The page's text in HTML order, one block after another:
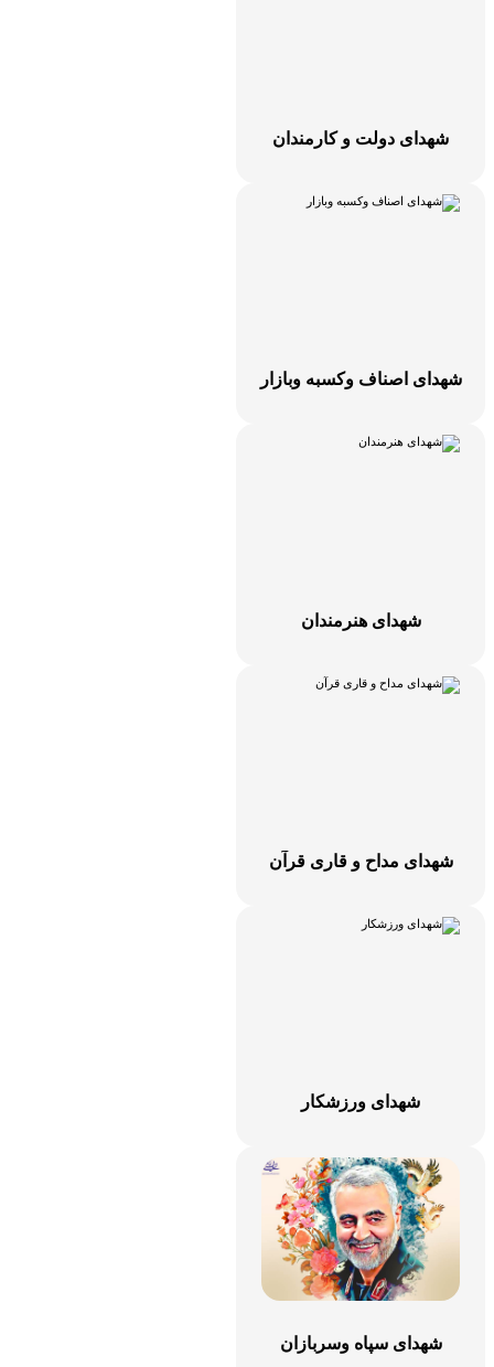
شهدای دولت و کارمندان
اصناف وکسبه وبازار
شهدای هنرمندان
شهدای مداح و قاری قرآن
شهدای ورزشکار
شهدای سپاه وسربازان